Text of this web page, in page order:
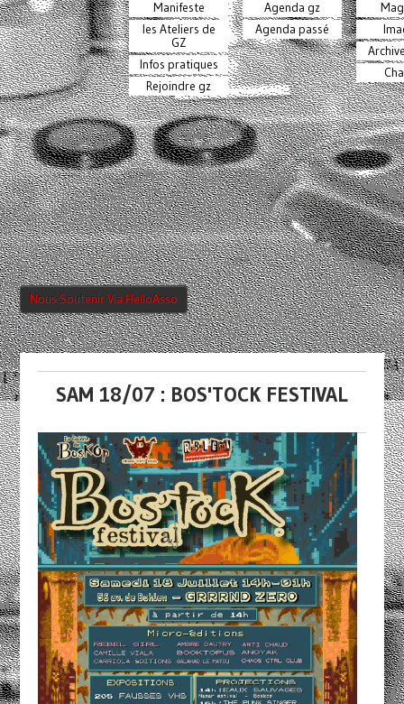
Manifeste
les Ateliers de
GZ
Infos pratiques
Rejoindre gz
Agenda gz
Agenda passé
Nous Soutenir Via HelloAsso
SAM 18/07 : BOS'TOCK FESTIVAL